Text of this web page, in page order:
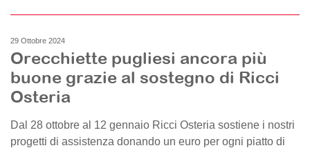
29 Ottobre 2024
Orecchiette pugliesi ancora più
buone grazie al sostegno di Ricci
Osteria
Dal 28 ottobre al 12 gennaio Ricci Osteria sostiene i nostri
progetti di assistenza donando un euro per ogni piatto di